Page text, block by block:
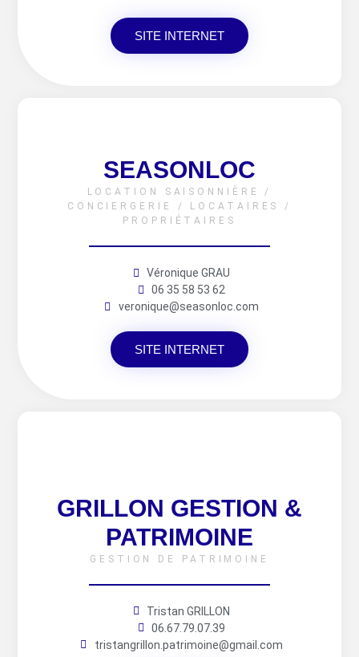
SITE INTERNET
SEASONLOC
LOCATION SAISONNIÈRE /
CONCIERGERIE / LOCATAIRES /
PROPRIÉTAIRES
Véronique GRAU
06 35 58 53 62
veronique@seasonloc.com
SITE INTERNET
GRILLON GESTION &
PATRIMOINE
GESTION DE PATRIMOINE
Tristan GRILLON
06.67.79.07.39
tristangrillon.patrimoine@gmail.com